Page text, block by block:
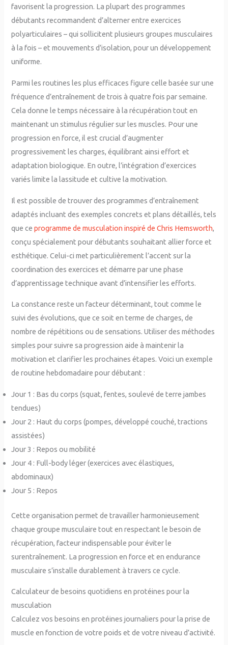
favorisent la progression. La plupart des programmes
débutants recommandent d’alterner entre exercices
polyarticulaires – qui sollicitent plusieurs groupes musculaires
à la fois – et mouvements d’isolation, pour un développement
uniforme.
Parmi les routines les plus efficaces figure celle basée sur une
fréquence d’entraînement de trois à quatre fois par semaine.
Cela donne le temps nécessaire à la récupération tout en
maintenant un stimulus régulier sur les muscles. Pour une
progression en force, il est crucial d’augmenter
progressivement les charges, équilibrant ainsi effort et
adaptation biologique. En outre, l’intégration d’exercices
variés limite la lassitude et cultive la motivation.
Il est possible de trouver des programmes d’entraînement
adaptés incluant des exemples concrets et plans détaillés, tels
que ceprogramme de musculation inspiré de Chris Hemsworth,
conçu spécialement pour débutants souhaitant allier force et
esthétique. Celui-ci met particulièrement l’accent sur la
coordination des exercices et démarre par une phase
d’apprentissage technique avant d’intensifier les efforts.
La constance reste un facteur déterminant, tout comme le
suivi des évolutions, que ce soit en terme de charges, de
nombre de répétitions ou de sensations. Utiliser des méthodes
simples pour suivre sa progression aide à maintenir la
motivation et clarifier les prochaines étapes. Voici un exemple
de routine hebdomadaire pour débutant :
Jour 1 : Bas du corps (squat, fentes, soulevé de terre jambes
tendues)
Jour 2 : Haut du corps (pompes, développé couché, tractions
assistées)
Jour 3 : Repos ou mobilité
Jour 4 : Full-body léger (exercices avec élastiques,
abdominaux)
Jour 5 : Repos
Cette organisation permet de travailler harmonieusement
chaque groupe musculaire tout en respectant le besoin de
récupération, facteur indispensable pour éviter le
surentraînement. La progression en force et en endurance
musculaire s’installe durablement à travers ce cycle.
Calculateur de besoins quotidiens en protéines pour la
musculation
Calculez vos besoins en protéines journaliers pour la prise de
muscle en fonction de votre poids et de votre niveau d’activité.